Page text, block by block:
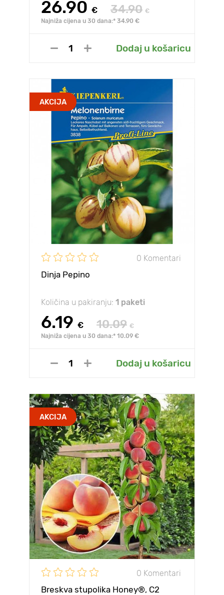
26.90 € 34.90 €
Najniža cijena u 30 dana:* 34.90 €
Dodaj u košaricu
AKCIJA
0 Komentari
Dinja Pepino
Količina u pakiranju: 1 paketi
6.19 € 10.09 €
Najniža cijena u 30 dana:* 10.09 €
Dodaj u košaricu
AKCIJA
0 Komentari
Breskva stupolika Honey®, C2